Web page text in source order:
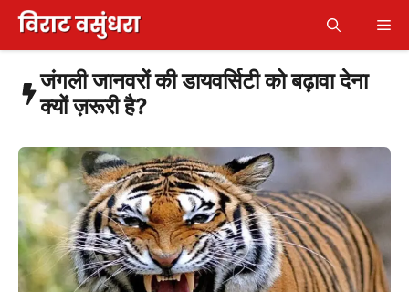
Skip
content
जंगली जानवरों की डायवर्सिटी को बढ़ावा देना
क्यों ज़रूरी है?